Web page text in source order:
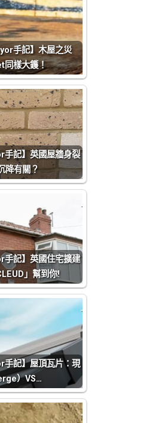
手記】木屋之災
同樣大鑊！
記】英國屋牆身裂
降有關？
記】英國住宅擴建
」幫到你!
記】屋頂瓦片：現
）VS…